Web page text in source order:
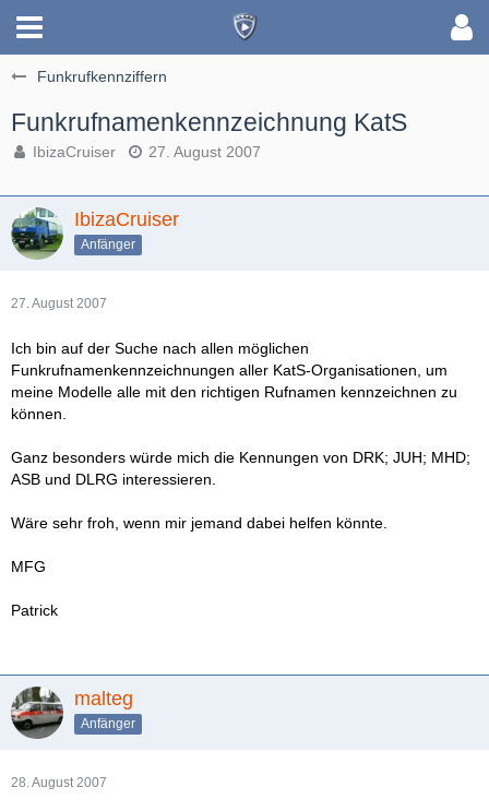
Funkrufkennziffern
Funkrufnamenkennzeichnung KatS
IbizaCruiser 27. August 2007
IbizaCruiser
Anfänger
27. August 2007
Ich bin auf der Suche nach allen möglichen
Funkrufnamenkennzeichnungen aller KatS-Organisationen, um
meine Modelle alle mit den richtigen Rufnamen kennzeichnen zu
können.
Ganz besonders würde mich die Kennungen von DRK; JUH; MHD;
ASB und DLRG interessieren.
Wäre sehr froh, wenn mir jemand dabei helfen könnte.
MFG
Patrick
malteg
Anfänger
28. August 2007